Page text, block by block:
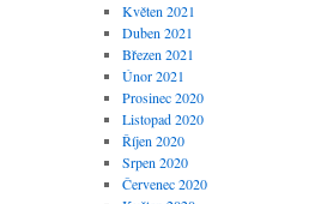
Květen 2021
Duben 2021
Březen 2021
Únor 2021
Prosinec 2020
Listopad 2020
Říjen 2020
Srpen 2020
Červenec 2020